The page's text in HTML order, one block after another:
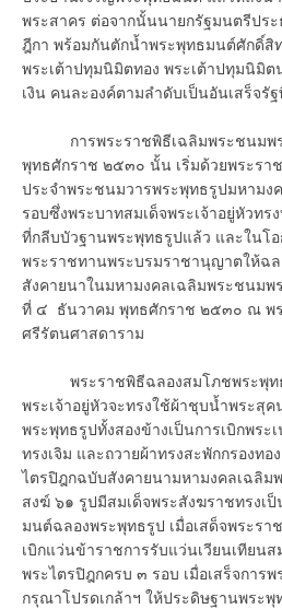
พระสาคร ต่อจากนั้นนายกรัฐมนตรีปร
ฎีกา พร้อมกันตักน้ำพระพุทธมนต์ศักดิ์สิ
พระเต้าปทุมนิมิตทอง พระเต้าปทุมนิมิ
เงิน คนละองค์ตามลำดับเป็นอันเสร็จรั
การพระราชพิธีเฉลิมพระชนมพ
พุทธศักราช ๒๕๓๐ นั้น เริ่มด้วยพระรา
ประจำพระชนมวารพระพุทธรูปมหาม
รอบซึ่งพระบาทสมเด็จพระเจ้าอยู่หัวทร
ที่กลีบบัวฐานพระพุทธรูปแล้ว และในโ
พระราชทานพระบรมราชานุญาตให้ฉ
สังคายนาในมหามงคลเฉลิมพระชนม
ที่ ๔ ธันวาคม พุทธศักราช ๒๕๓๐ ณ พร
ศรีรัตนศาสดาราม
พระราชพิธีฉลองสมโภชพระพุทธ
พระเจ้าอยู่หัวจะทรงใช้ผ้าชุบน้ำพระสุค
พระพุทธรูปทั้งสองข้างเป็นการเบิกพระ
ทรงเจิม และถวายผ้าทรงสะพักกรองทอ
ไตรปิฎกฉบับสังคายนามหามงคลเฉลิ
สงฆ์ ๖๑ รูปมีสมเด็จพระสังฆราชทรงเ
มนต์ฉลองพระพุทธรูป เมื่อเสด็จพระร
เบิกแว่นข้าราชการรับแว่นเวียนเทียน
พระไตรปิฎกครบ ๓ รอบ เมื่อเสร็จการ
กรุณาโปรดเกล้าฯ ให้ประดิษฐานพระ